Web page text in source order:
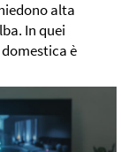
alta
In quei
è